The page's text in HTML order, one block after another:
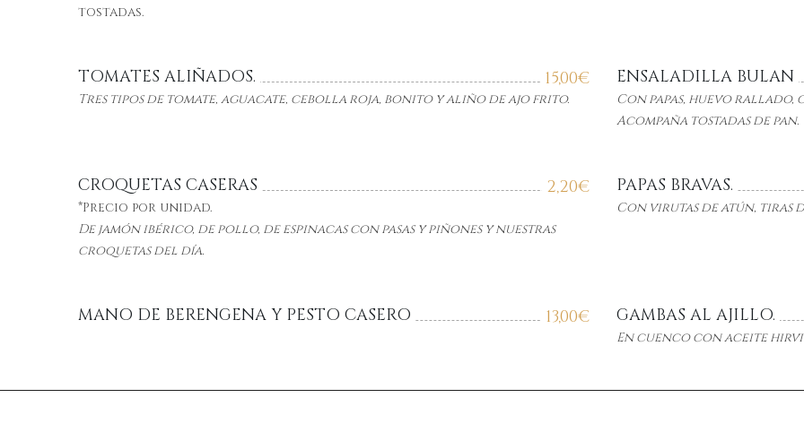
tostadas.
15,00€
TOMATES ALIÑADOS.
Tres tipos de tomate, aguacate, cebolla roja, bonito y aliño de ajo frito.
ENSALADILLA BULAN
Con papas, huevo
Acompaña tostadas de pan.
2,20€
CROQUETAS CASERAS
*Precio por unidad.
De jamón ibérico, de pollo, de espinacas con pasas y piñones y nuestras
croquetas del día.
PAPAS BRAVAS.
Con virutas de atún, tiras
13,00€
MANO DE BERENGENA Y PESTO CASERO GAMBAS AL AJILLO.
En cuenco con aceite